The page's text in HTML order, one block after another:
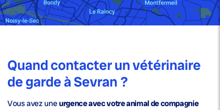
Quand contacter un vétérinaire
de garde à Sevran ?
Vous avez uneurgence avec votre animal de compagnie